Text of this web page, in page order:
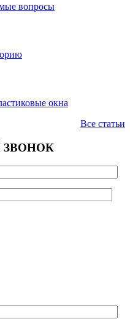
вопросы
окна
Все статьи
ЗВОНОК